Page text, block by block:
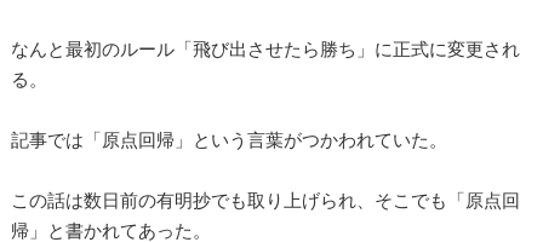
なんと最初のルール「飛び出させたら勝ち」に正式に変更され
る。
記事では「原点回帰」という言葉がつかわれていた。
この話は数日前の有明抄でも取り上げられ、そこでも「原点回
帰」と書かれてあった。